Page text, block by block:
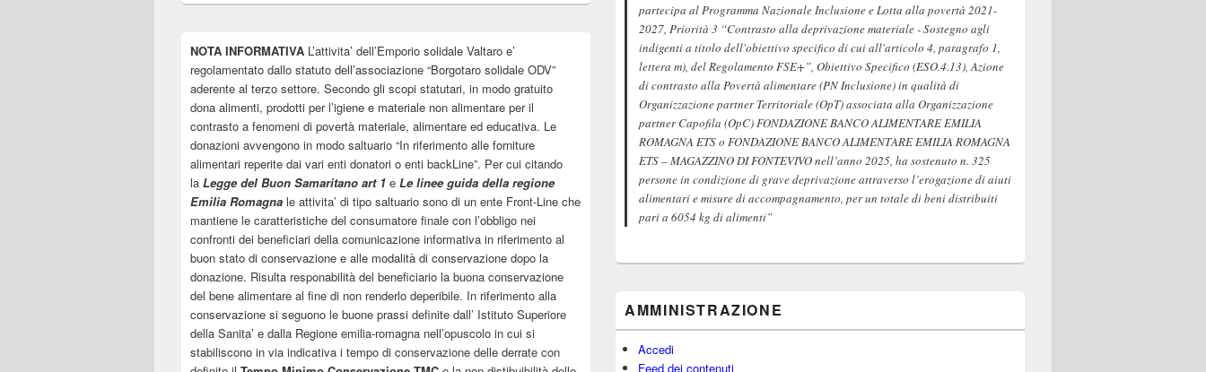
NOTA INFORMATIVA L’attivita’ dell’Emporio solidale Valtaro e’
regolamentato dallo statuto dell’associazione “Borgotaro solidale ODV”
aderente al terzo settore. Secondo gli scopi statutari, in modo gratuito
dona alimenti, prodotti per l’igiene e materiale non alimentare per il
contrasto a fenomeni di povertà materiale, alimentare ed educativa. Le
donazioni avvengono in modo saltuario “In riferimento alle forniture
alimentari reperite dai vari enti donatori o enti backLine”. Per cui citando
la Legge del Buon Samaritano art 1 e Le linee guida della regione
Emilia Romagna le attivita’ di tipo saltuario sono di un ente Front-Line che
mantiene le caratteristiche del consumatore finale con l’obbligo nei
confronti dei beneficiari della comunicazione informativa in riferimento al
buon stato di conservazione e alle modalità di conservazione dopo la
donazione. Risulta responabilità del beneficiario la buona conservazione
del bene alimentare al fine di non renderlo deperibile. In riferimento alla
conservazione si seguono le buone prassi definite dall’ Istituto Superiore
della Sanita’ e dalla Regione emilia-romagna nell’opuscolo in cui si
stabiliscono in via indicativa i tempo di conservazione delle derrate con
partecipa al Programma Nazionale Inclusione e Lotta alla povertà 2021-
2027, Priorità 3 “Contrasto alla deprivazione materiale - Sostegno agli
indigenti a titolo dell'obiettivo specifico di cui all'articolo 4, paragrafo 1,
lettera m), del Regolamento FSE+”, Obiettivo Specifico (ESO.4.13), Azione
di contrasto alla Povertà alimentare (PN Inclusione) in qualità di
Organizzazione partner Territoriale (OpT) associata alla Organizzazione
partner Capofila (OpC) FONDAZIONE BANCO ALIMENTARE EMILIA
ROMAGNA ETS o FONDAZIONE BANCO ALIMENTARE EMILIA ROMAGNA
ETS – MAGAZZINO DI FONTEVIVO nell’anno 2025, ha sostenuto n. 325
persone in condizione di grave deprivazione attraverso l’erogazione di aiuti
alimentari e misure di accompagnamento, per un totale di beni distribuiti
pari a 6054 kg di alimenti”
AMMINISTRAZIONE
Accedi
Feed dei contenuti